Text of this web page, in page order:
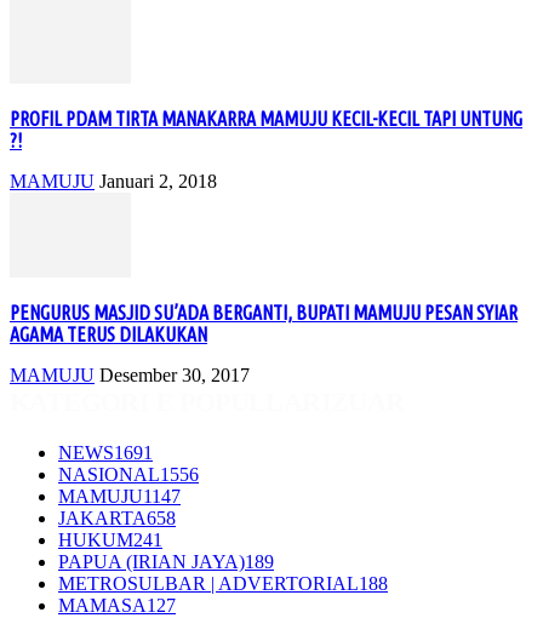
PROFIL PDAM TIRTA MANAKARRA MAMUJU KECIL-KECIL TAPI UNTUNG
?!
MAMUJU Januari 2, 2018
PENGURUS MASJID SU’ADA BERGANTI, BUPATI MAMUJU PESAN SYIAR
AGAMA TERUS DILAKUKAN
MAMUJU Desember 30, 2017
NEWS1691
NASIONAL1556
MAMUJU1147
JAKARTA658
HUKUM241
PAPUA (IRIAN JAYA)189
METROSULBAR | ADVERTORIAL188
MAMASA127